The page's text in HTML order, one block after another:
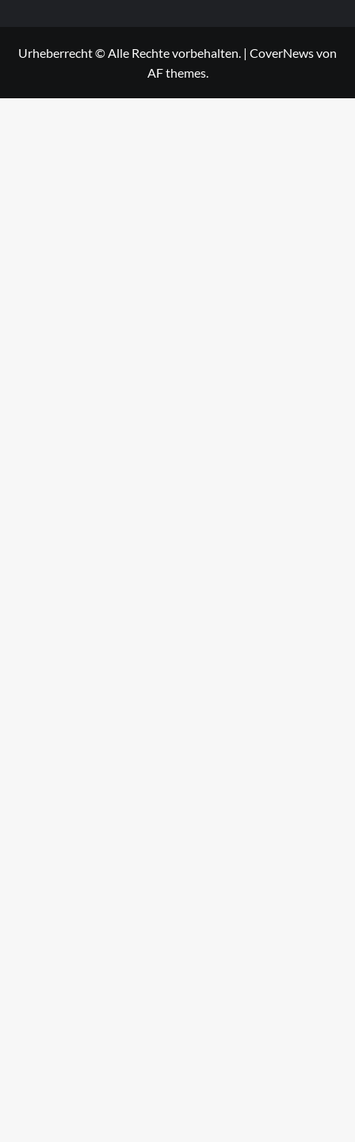
Urheberrecht © Alle Rechte vorbehalten. | CoverNewsvon
AF themes.